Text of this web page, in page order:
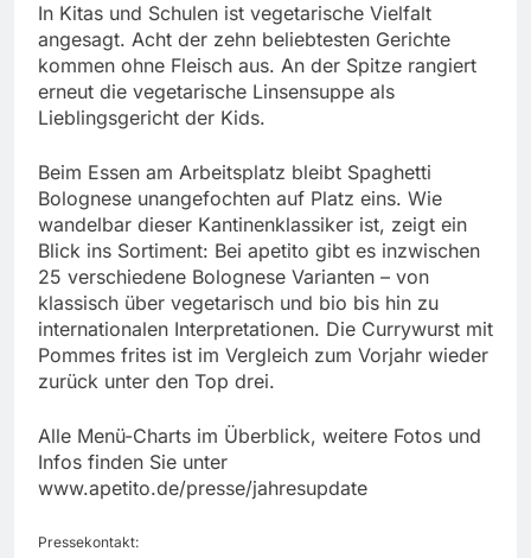
In Kitas und Schulen ist vegetarische Vielfalt
angesagt. Acht der zehn beliebtesten Gerichte
kommen ohne Fleisch aus. An der Spitze rangiert
erneut die vegetarische Linsensuppe als
Lieblingsgericht der Kids.
Beim Essen am Arbeitsplatz bleibt Spaghetti
Bolognese unangefochten auf Platz eins. Wie
wandelbar dieser Kantinenklassiker ist, zeigt ein
Blick ins Sortiment: Bei apetito gibt es inzwischen
25 verschiedene Bolognese Varianten – von
klassisch über vegetarisch und bio bis hin zu
internationalen Interpretationen. Die Currywurst mit
Pommes frites ist im Vergleich zum Vorjahr wieder
zurück unter den Top drei.
Alle Menü-Charts im Überblick, weitere Fotos und
Infos finden Sie unter
www.apetito.de/presse/jahresupdate
Pressekontakt: